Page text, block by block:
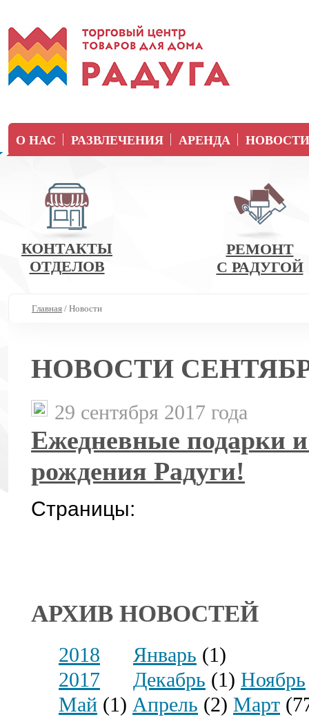
О НАС РАЗВЛЕЧЕНИЯ АРЕНДА НОВОСТИ
КОНТАКТЫ
ОТДЕЛОВ
РЕМОНТ
С РАДУГОЙ
Главная / Новости
НОВОСТИ
29 сентября 2017 года
Ежедневные подарки
рождения Радуги!
Страницы:
АРХИВ НОВОСТЕЙ
2018 Январь (1)
2017
Декабрь (1) Ноябрь
Май (1) Апрель (2) Март